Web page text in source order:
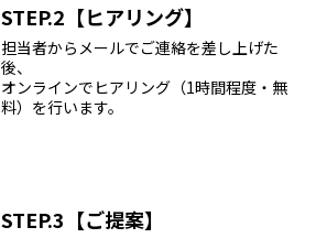
STEP.2【ヒアリング】
担当者からメールでご連絡を差し上げた
後、
オンラインでヒアリング（1時間程度・無
料）を行います。
STEP.3【ご提案】